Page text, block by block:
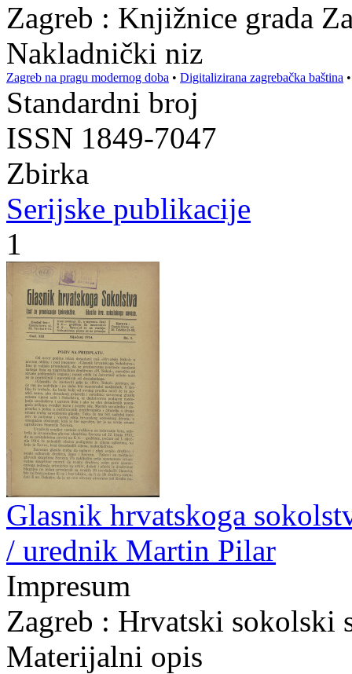
Zagreb : Knjižnice grada
Nakladnički niz
Zagreb na pragu modernog doba • Digitalizirana zagrebačka baština
Standardni broj
ISSN 1849-7047
Zbirka
Serijske publikacije
1
Glasnik hrvatskoga
/ urednik Martin Pilar
Impresum
Zagreb : Hrvatski sokolski
Materijalni opis